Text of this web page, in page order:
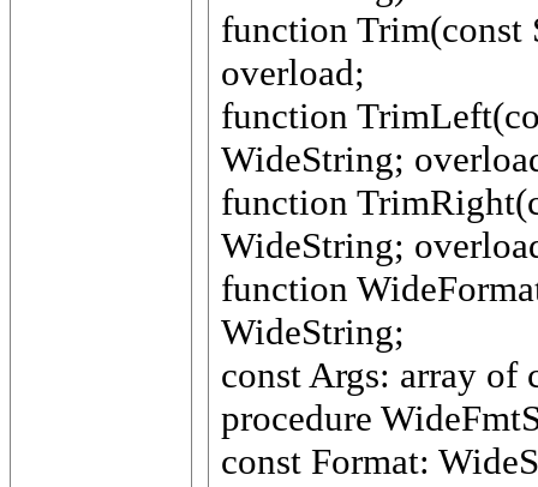
function Trim(const
overload;
function
WideString;
function
WideString;
function
WideString;
const Args: array of
procedure
const Format: